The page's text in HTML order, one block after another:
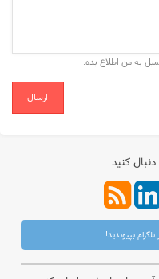
به من اطلاع بده.
ارسال
کنید
بپیوندید!